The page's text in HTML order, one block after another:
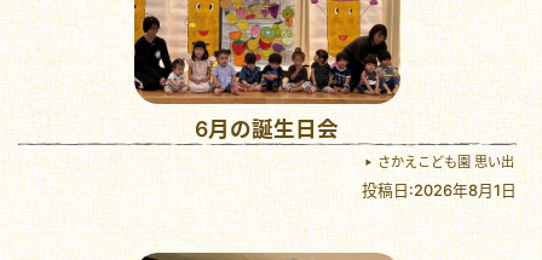
6月の誕生日会
さかえこども園 思い出
投稿日:2026年8月1日